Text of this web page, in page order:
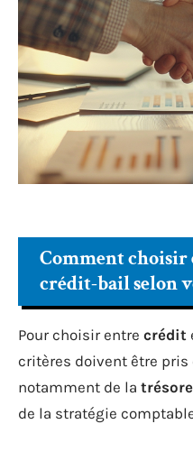
Comment
crédit-bail selon
Pour choisir entre crédit
critères doivent être pris
notamment de la
de la stratégie